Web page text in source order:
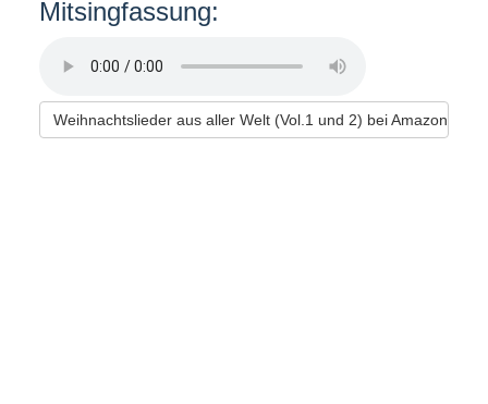
Mitsingfassung:
Weihnachtslieder aus aller Welt (Vol.1 und 2) bei Amazon